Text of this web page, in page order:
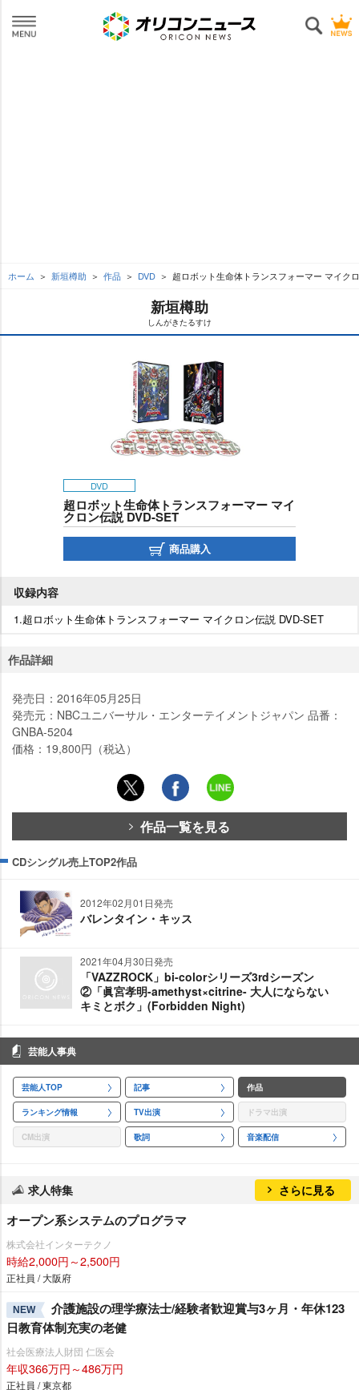
ホーム 新垣樽助 作品 DVD 超ロボット生命体トランスフォーマー マイク
新垣樽助
しんがきたるすけ
DVD
超ロボット生命体トランスフォーマー マイ
クロン伝説 DVD-SET
商品購入
収録内容
1.超ロボット生命体トランスフォーマー マイクロン伝説 DVD-SET
作品詳細
発売日：2016年05月25日
発売元：NBCユニバーサル・エンターテイメントジャパン 品番：
GNBA-5204
価格：19,800円（税込）
作品一覧を見る
CDシングル売上TOP2作品
2012年02月01日発売
バレンタイン・キッス
2021年04月30日発売
「VAZZROCK」bi-colorシリーズ3rdシーズン
②「眞宮孝明-amethyst×citrine- 大人にならない
キミとボク」(Forbidden Night)
芸能人事典
芸能人TOP 記事 作品
ランキング情報 TV出演 ドラマ出演
CM出演 歌詞 音楽配信
求人特集 さらに見る
オープン系システムのプログラマ
株式会社インターテクノ
時給2,000円～2,500円
正社員 / 大阪府
NEW
介護施設の理学療法士/経験者歓迎賞与3ヶ月・年休123
日教育体制充実の老健
社会医療法人財団 仁医会
年収366万円～486万円
正社員 / 東京都